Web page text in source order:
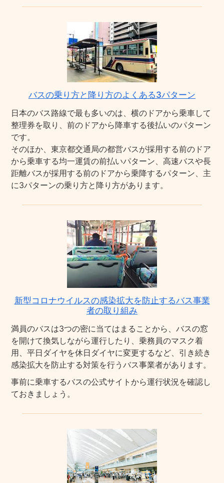
バスの乗り方と降り方のよくある3パターン
日本のバス路線で最も多いのは、横のドアから乗車して
整理券を取り、前のドアから降車する後払いのパターン
です。
そのほか、東京都交通局の都営バスが採用する前のドア
から乗車する均一運賃の前払いパターン、高速バスや長
距離バスが採用する前のドアから乗降するパターン、主
に3パターンの乗り方と降り方があります。
新型コロナウイルスの感染拡大を防止するバス事業
者の取り組み
満員のバスは3つの密に当てはまることから、バスの窓
を開けて換気しながら運行したり、乗務員のマスク着
用、平日ダイヤを休日ダイヤに変更するなど、引き続き
感染拡大を防止する対策を行うバス事業者があります。
事前に乗車するバスの公式サイトから運行状況を確認し
ておきましょう。